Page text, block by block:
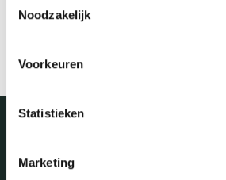
Noodzakelijk
Voorkeuren
Statistieken
Marketing
Rememebered your password?